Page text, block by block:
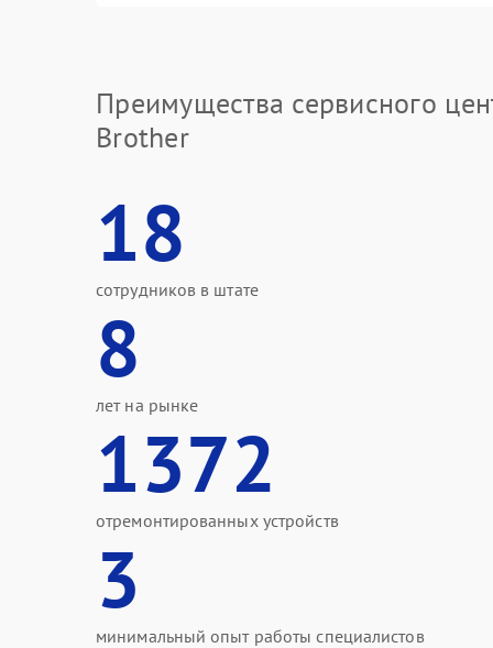
Преимущества сервисного
Brother
18
сотрудников в штате
8
лет на рынке
1372
отремонтированных устройств
3
минимальный опыт работы специалистов